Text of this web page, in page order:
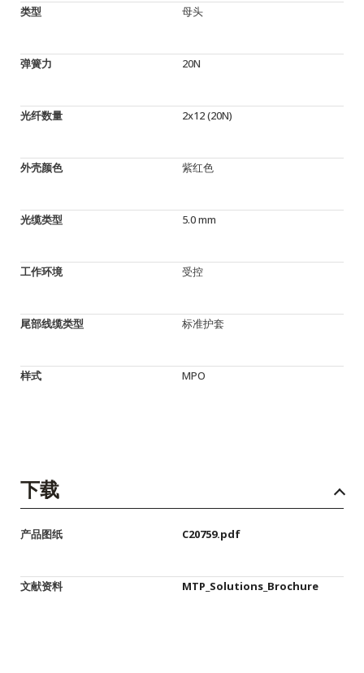
类型 母头
弹簧力 20N
光纤数量 2x12 (20N)
外壳颜色 紫红色
光缆类型 5.0 mm
工作环境 受控
尾部线缆类型 标准护套
样式 MPO
下载
产品图纸 C20759.pdf
文献资料 MTP_Solutions_Brochure